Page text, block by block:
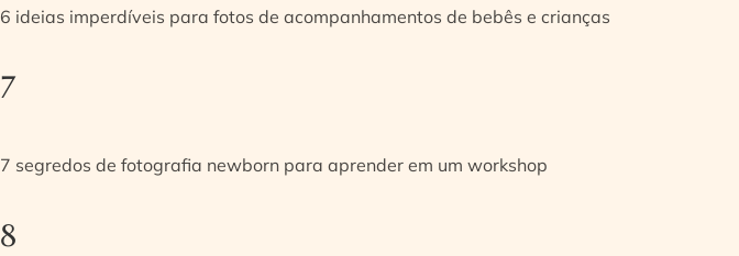
6 ideias imperdíveis para fotos de acompanhamentos de bebês e crianças
7
7 segredos de fotografia newborn para aprender em um workshop
8